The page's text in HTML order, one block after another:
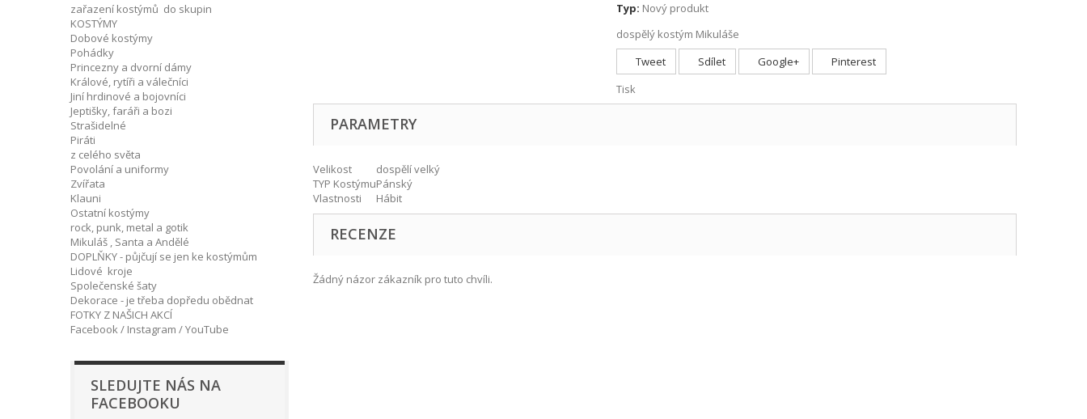
zařazení kostýmů do skupin
KOSTÝMY
Dobové kostýmy
Pohádky
Princezny a dvorní dámy
Králové, rytíři a válečníci
Jiní hrdinové a bojovníci
Jeptišky, faráři a bozi
Strašidelné
Piráti
z celého světa
Povolání a uniformy
Zvířata
Klauni
Ostatní kostýmy
rock, punk, metal a gotik
Mikuláš , Santa a Andělé
DOPLŇKY - půjčují se jen ke kostýmům
Lidové kroje
Společenské šaty
Dekorace - je třeba dopředu obědnat
FOTKY Z NAŠICH AKCÍ
Facebook / Instagram / YouTube
SLEDUJTE NÁS NA
FACEBOOKU
Typ: Nový produkt
dospělý kostým Mikuláše
Tweet
Sdílet Google+
Pinterest
Tisk
PARAMETRY
Velikost
dospělí velký
TYP KostýmuPánský
Vlastnosti
Hábit
RECENZE
Žádný názor zákazník pro tuto chvíli.